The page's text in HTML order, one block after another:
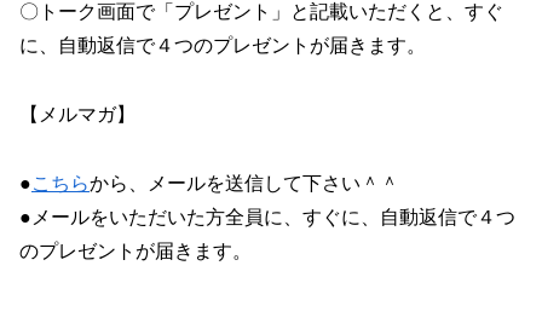
〇トーク画面で「プレゼント」と記載いただくと、すぐ
に、自動返信で４つのプレゼントが届きます。
【メルマガ】
●こちらから、メールを送信して下さい＾＾
●メールをいただいた方全員に、すぐに、自動返信で４つ
のプレゼントが届きます。